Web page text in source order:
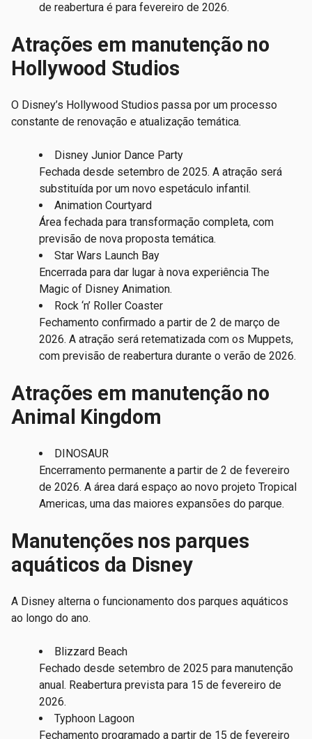
de reabertura é para fevereiro de 2026.
Atrações em manutenção no
Hollywood Studios
O Disney’s Hollywood Studios passa por um processo
constante de renovação e atualização temática.
Disney Junior Dance Party
Fechada desde setembro de 2025. A atração será
substituída por um novo espetáculo infantil.
Animation Courtyard
Área fechada para transformação completa, com
previsão de nova proposta temática.
Star Wars Launch Bay
Encerrada para dar lugar à nova experiência The
Magic of Disney Animation.
Rock ‘n’ Roller Coaster
Fechamento confirmado a partir de 2 de março de
2026. A atração será retematizada com os Muppets,
com previsão de reabertura durante o verão de 2026.
Atrações em manutenção no
Animal Kingdom
DINOSAUR
Encerramento permanente a partir de 2 de fevereiro
de 2026. A área dará espaço ao novo projeto Tropical
Americas, uma das maiores expansões do parque.
Manutenções nos parques
aquáticos da Disney
A Disney alterna o funcionamento dos parques aquáticos
ao longo do ano.
Blizzard Beach
Fechado desde setembro de 2025 para manutenção
anual. Reabertura prevista para 15 de fevereiro de
2026.
Typhoon Lagoon
Fechamento programado a partir de 15 de fevereiro